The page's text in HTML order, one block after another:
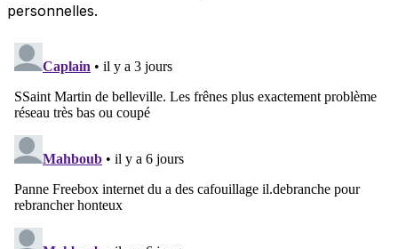
personnelles.